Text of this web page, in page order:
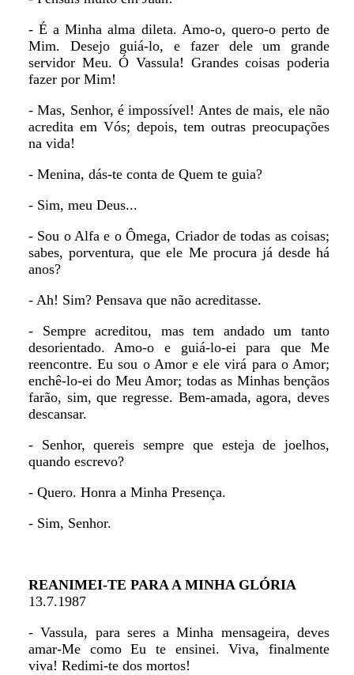
- É a Minha alma dileta. Amo-o, quero-o perto de
Mim. Desejo guiá-lo, e fazer dele um grande
servidor Meu. Ó Vassula! Grandes coisas poderia
fazer por Mim!
- Mas, Senhor, é impossível! Antes de mais, ele não
acredita em Vós; depois, tem outras preocupações
na vida!
- Menina, dás-te conta de Quem te guia?
- Sim, meu Deus...
- Sou o Alfa e o Ômega, Criador de todas as coisas;
sabes, porventura, que ele Me procura já desde há
anos?
- Ah! Sim? Pensava que não acreditasse.
- Sempre acreditou, mas tem andado um tanto
desorientado. Amo-o e guiá-lo-ei para que Me
reencontre. Eu sou o Amor e ele virá para o Amor;
enchê-lo-ei do Meu Amor; todas as Minhas bençãos
farão, sim, que regresse. Bem-amada, agora, deves
descansar.
- Senhor, quereis sempre que esteja de joelhos,
quando escrevo?
- Quero. Honra a Minha Presença.
- Sim, Senhor.
REANIMEI-TE PARA A MINHA GLÓRIA
13.7.1987
- Vassula, para seres a Minha mensageira, deves
amar-Me como Eu te ensinei. Viva, finalmente
viva! Redimi-te dos mortos!